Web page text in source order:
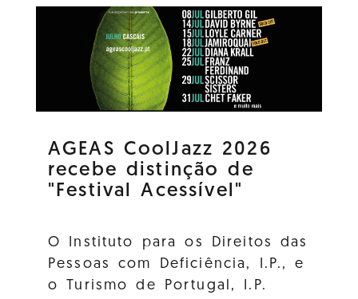
AGEAS CoolJazz 2026
recebe distinção de
"Festival Acessível"
O Instituto para os Direitos das
Pessoas com Deficiência, I.P., e
o Turismo de Portugal, I.P.